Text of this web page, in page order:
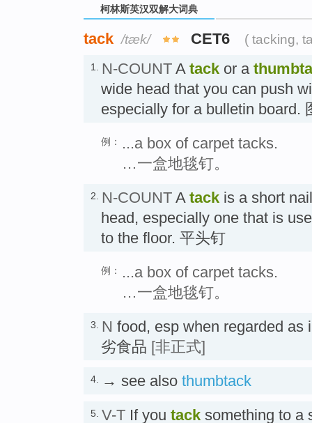
柯林斯英汉双解大词典
tack /tæk/ CET6 ( tacking,
1. N-COUNT A tack or a
wide head that you can push
especially for a bulletin board.
例：
...a box of carpet tacks.
…一盒地毯钉。
2. N-COUNT A tack is a short
head, especially one that is
to the floor. 平头钉
例：
...a box of carpet tacks.
…一盒地毯钉。
3. N food, esp when regarded as
劣食品 [非正式]
4. → see also thumbtack
5. V-T If you tack something to a